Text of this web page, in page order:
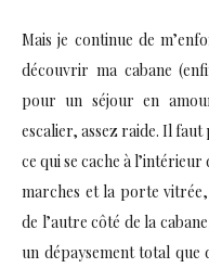
Mais je continue de
découvrir ma cabane
pour un séjour en
escalier, assez raide. Il
ce qui se cache à
marches et la porte
de l’autre côté de la
un dépaysement total